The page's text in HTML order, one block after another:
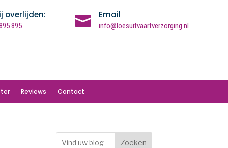
overlijden:
895  Email
info@loesuitvaartverzorging.nl
Reviews Contact
Zoeken